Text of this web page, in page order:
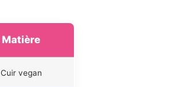
Matière
Cuir vegan